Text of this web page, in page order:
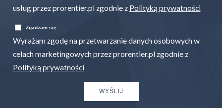
usług przez prorentier.pl zgodnie z Polityką prywatności
Zgadzam się
Wyrażam zgodę na przetwarzanie danych osobowych w
celach marketingowych przez prorentier.pl zgodnie z
Polityką prywatności
WYŚLIJ